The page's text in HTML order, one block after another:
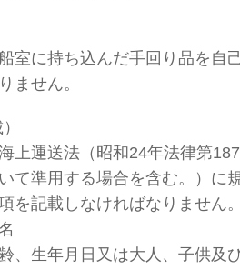
室に持ち込んだ手回り品を自
ません。
上運送法（昭和24年法律第
て準用する場合を含む。）に
を記載しなければなりません
、生年月日又は大人、子供及